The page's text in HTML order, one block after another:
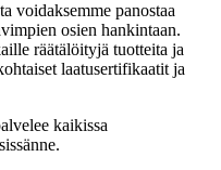
voidaksemme panostaa
osien hankintaan.
räätälöityjä tuotteita ja
laatusertifikaatit ja
kaikissa